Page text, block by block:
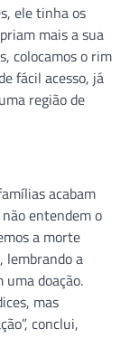
ele tinha os
mais a sua
colocamos o rim
fácil acesso, já
região de
acabam
entendem o
a morte
lembrando a
uma doação.
mas
conclui,